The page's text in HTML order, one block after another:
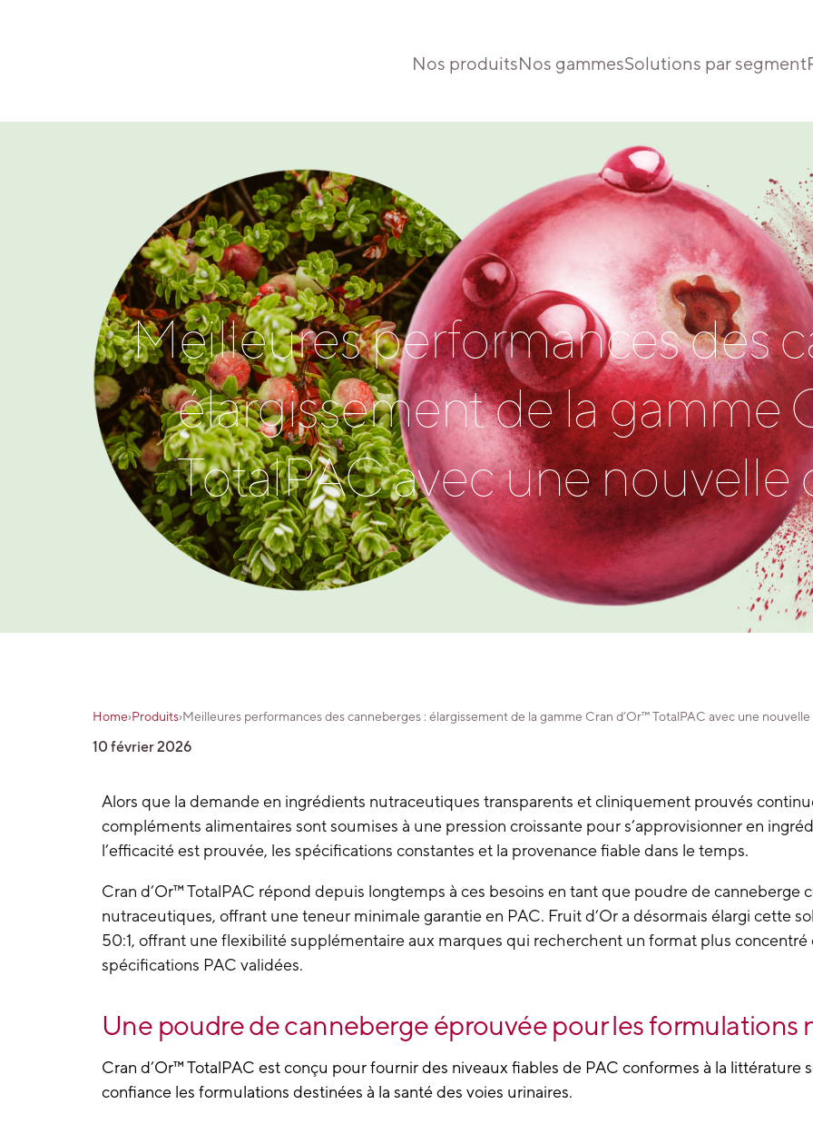
Nos produitsNos gammesSolutions par segment
Meilleures performances des
élargissement de la gamme
TotalPAC avec une nouvelle
Home›Produits›Meilleures performances des canneberges : élargissement de la gamme Cran d’Or™ TotalPAC avec une
10 février 2026
Alors que la demande en ingrédients nutraceutiques transparents et cliniquement prouvés
compléments alimentaires sont soumises à une pression croissante pour s’approvisionner en
l’efficacité est prouvée, les spécifications constantes et la provenance fiabledans le temps.
Cran d’Or™ TotalPAC répond depuis longtemps à ces besoins en tant que poudre de canneberge
nutraceutiques, offrant une teneur minimale garantie en PAC. Fruit d’Or a désormais élargi cette
50:1, offrant une flexibilité supplémentaire aux marques qui recherchent un format plus
spécifications PAC validées.
Une poudre de canneberge éprouvée pour les formulations
Cran d’Or™ TotalPAC est conçu pour fournir des niveaux fiables de PAC conformes à la
confiance les formulations destinées à la santé des voies urinaires.